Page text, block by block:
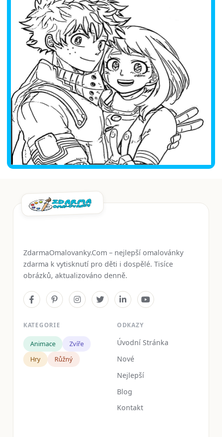
ZdarmaOmalovanky.Com – nejlepší omalovánky
zdarma k vytisknutí pro děti i dospělé. Tisíce
obrázků, aktualizováno denně.
KATEGORIE
Animace
Zvíře
Hry
Růžný
ODKAZY
Úvodní Stránka
Nové
Nejlepší
Blog
Kontakt